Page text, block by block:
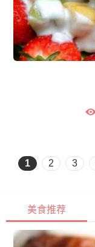
1 2 3
美食推荐